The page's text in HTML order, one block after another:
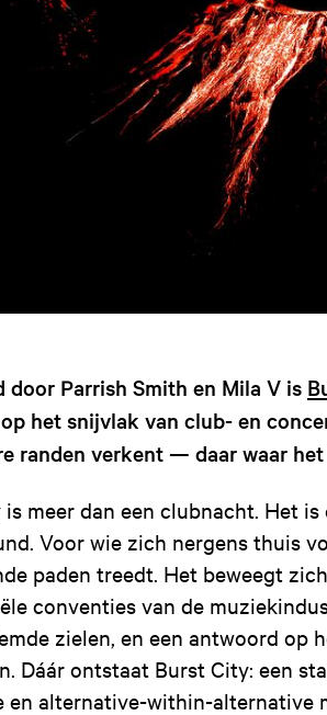
door Parrish Smith en Mila V is
het snijvlak van club- en
randen verkent — daar waar
meer dan een clubnacht. Het is
Voor wie zich nergens thuis
paden treedt. Het beweegt
conventies van de
zielen, en een antwoord op
Dáár ontstaat Burst City: een
en alternative-within-alternative